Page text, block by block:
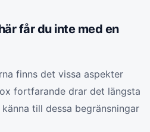
får du inte med en
finns det vissa aspekter
fortfarande drar det längsta
till dessa begränsningar